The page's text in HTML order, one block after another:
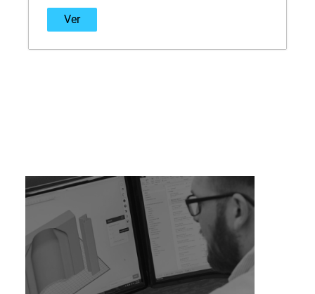
Ver